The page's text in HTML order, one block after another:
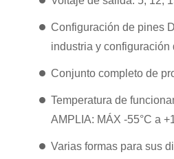
Configuración de pines
industria y configuración
Conjunto completo de
Temperatura de
AMPLIA: MÁX -55°C a
Varias formas para sus